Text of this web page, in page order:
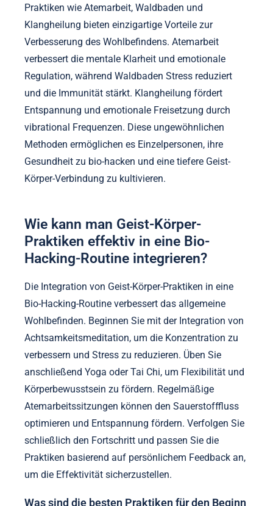
Vitalität, was den tiefgreifenden Einfluss
personalisierter Strategien auf die allgemeine
Gesundheit verdeutlicht.
Was sind einige ungewöhnliche Praktiken,
die erhebliche Vorteile bringen?
Praktiken wie Atemarbeit, Waldbaden und
Klangheilung bieten einzigartige Vorteile zur
Verbesserung des Wohlbefindens. Atemarbeit
verbessert die mentale Klarheit und emotionale
Regulation, während Waldbaden Stress reduziert
Entspannung und emotionale Freisetzung durch
vibrational Frequenzen. Diese ungewöhnlichen
Methoden ermöglichen es Einzelpersonen, ihre
Gesundheit zu bio-hacken und eine tiefere Geist-
Körper-Verbindung zu kultivieren.
Wie kann man Geist-Körper-
Praktiken effektiv in eine Bio-
Hacking-Routine integrieren?
Die Integration von Geist-Körper-Praktiken in eine